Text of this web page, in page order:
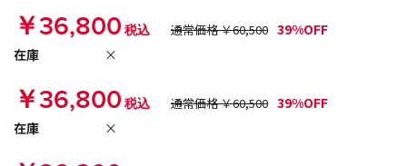
￥36,800税込 通常価格 ￥60,500 39%OFF
在庫
×
￥36,800税込 通常価格 ￥60,500 39%OFF
在庫
×